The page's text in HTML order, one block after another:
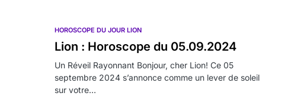
HOROSCOPE DU JOUR LION
Lion : Horoscope du 05.09.2024
Un Réveil Rayonnant Bonjour, cher Lion! Ce 05
septembre 2024 s’annonce comme un lever de soleil
sur votre…